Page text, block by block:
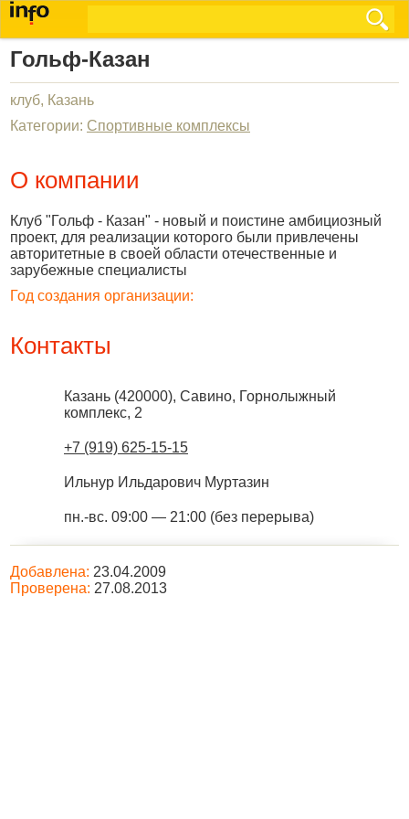
Гольф-Казан
клуб, Казань
Категории: Спортивные комплексы
О компании
Клуб "Гольф - Казан" - новый и поистине амбициозный
проект, для реализации которого были привлечены
авторитетные в своей области отечественные и
зарубежные специалисты
Год создания организации:
Контакты
Казань (420000), Савино, Горнолыжный
комплекс, 2
+7 (919) 625-15-15
Ильнур Ильдарович Муртазин
пн.-вс. 09:00 — 21:00 (без перерыва)
Добавлена: 23.04.2009
Проверена: 27.08.2013